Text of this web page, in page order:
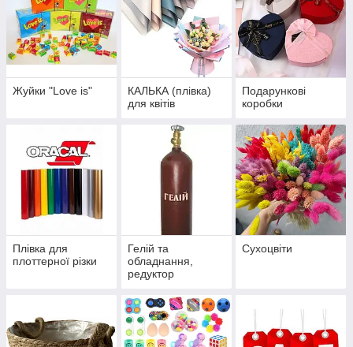
Жуйки "Love is"
КАЛЬКА (плівка)
для квітів
Подарункові
коробки
Плівка для
плоттерної різки
Гелій та
обладнання,
редуктор
Сухоцвіти